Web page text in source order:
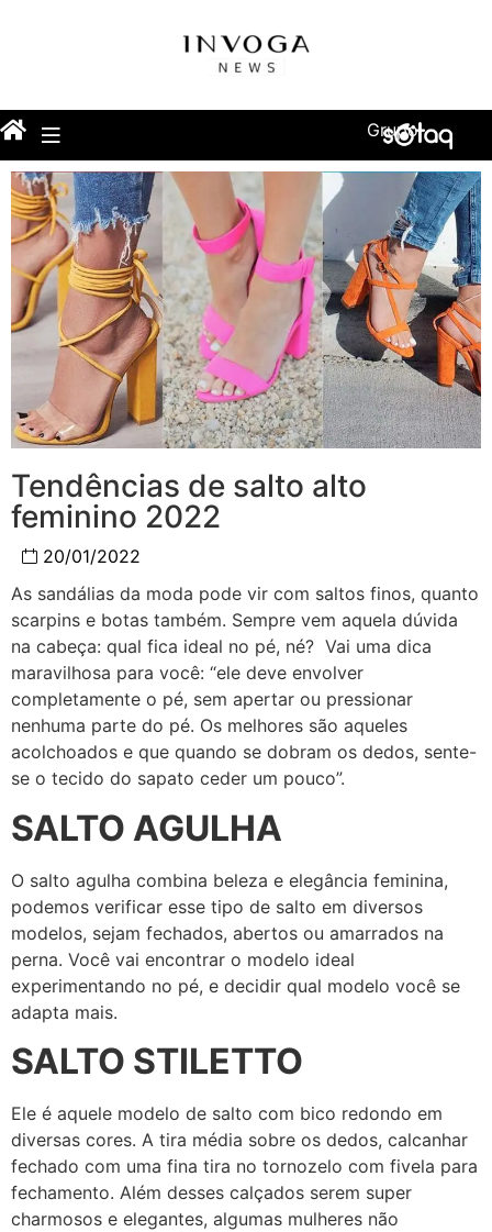
Grupo
Tendências de salto alto
feminino 2022
20/01/2022
As sandálias da moda pode vir com saltos finos, quanto
scarpins e botas também. Sempre vem aquela dúvida
na cabeça: qual fica ideal no pé, né? Vai uma dica
maravilhosa para você: “ele deve envolver
completamente o pé, sem apertar ou pressionar
nenhuma parte do pé. Os melhores são aqueles
acolchoados e que quando se dobram os dedos, sente-
se o tecido do sapato ceder um pouco”.
SALTO AGULHA
O salto agulha combina beleza e elegância feminina,
podemos verificar esse tipo de salto em diversos
modelos, sejam fechados, abertos ou amarrados na
perna. Você vai encontrar o modelo ideal
experimentando no pé, e decidir qual modelo você se
adapta mais.
SALTO STILETTO
Ele é aquele modelo de salto com bico redondo em
diversas cores. A tira média sobre os dedos, calcanhar
fechado com uma fina tira no tornozelo com fivela para
fechamento. Além desses calçados serem super
charmosos e elegantes, algumas mulheres não